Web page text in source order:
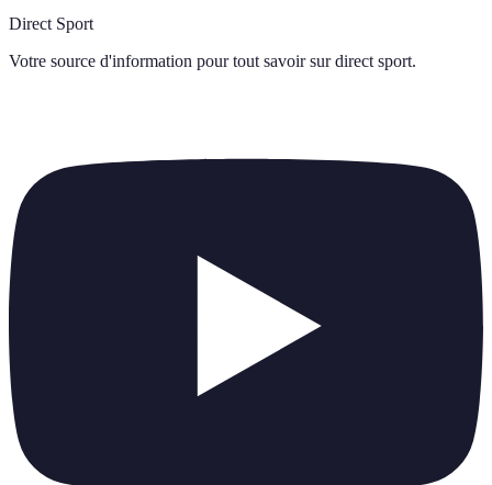
Direct Sport
Votre source d'information pour tout savoir sur direct sport.